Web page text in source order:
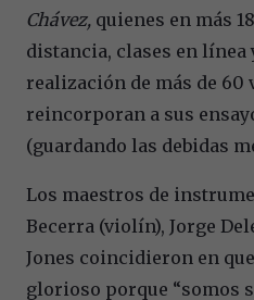
Chávez, quienes en más
distancia, clases en línea
realización de más de 60
reincorporan a sus
(guardando las debidas
Los maestros de
Becerra (violín), Jorge
Jones coincidieron en
glorioso porque “somos